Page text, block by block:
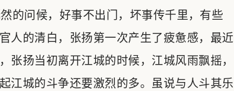
的问候，好事不出门，坏事传千里，有些
人的清白，张扬第一次产生了疲惫感，最近
张扬当初离开江城的时候，江城风雨飘摇，
江城的斗争还要激烈的多。虽说与人斗其乐